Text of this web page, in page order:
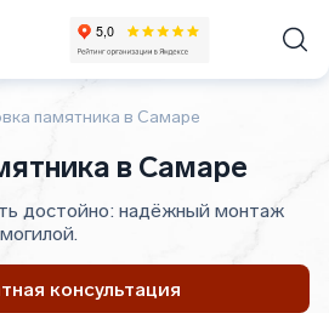
памятника в Самаре
в Самаре
достойно: надёжный монтаж
консультация